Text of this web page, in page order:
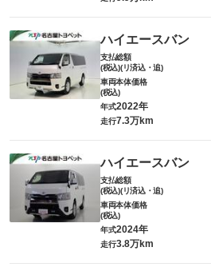
ハイエースバン
支払総額
(税込)(リ済込・追)
車両本体価格
(税込)
年式2022年
走行7.3万km
ハイエースバン
支払総額
(税込)(リ済込・追)
車両本体価格
(税込)
年式2024年
走行3.8万km